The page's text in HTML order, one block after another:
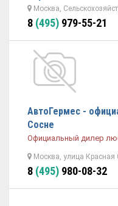
Москва,
8 (495) 979-55-21
АвтоГермес -
Сосне
Официальный дилер
Москва, улица Красная
8 (495) 980-08-32